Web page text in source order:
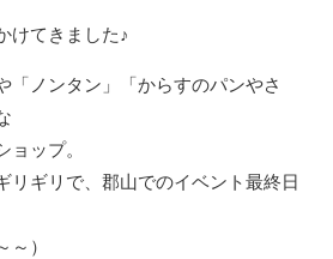
けてきました♪
「ノンタン」「からすのパンやさ
ョップ。
リギリで、郡山でのイベント最終日
～）